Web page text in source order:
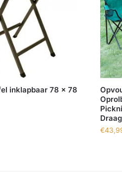
inklapbaar 78 x 78
€